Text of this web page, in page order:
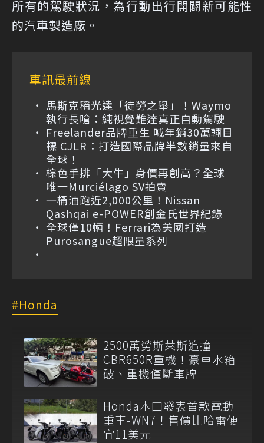
所有的駕駛狀況，為行動出行開闢新可能性
的汽車製造廠。
車訊最前線
馬斯克稱光達「徒勞之舉」！Waymo
執行長嗆：純視覺難達真正自動駕駛
Freelander品牌重生 喊年銷30萬輛目
標 CJLR：打造國際品牌半數銷量來自
全球！
棕色手排「大牛」身價再創高？全球
唯一Murciélago SV拍賣
一桶油跑近2,000公里！Nissan
Qashqai e-POWER創金氏世界紀錄
全球僅10輛！Ferrari為美國打造
Purosangue超限量系列
Honda
2500萬勞斯萊斯追撞
CBR650R重機！豪車水箱
破、重機僅斷車牌
Honda本田發表首款電動
重車-WN7！售價比哈雷便
宜11美元